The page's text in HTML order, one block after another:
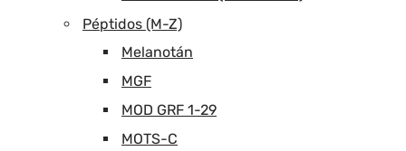
Péptidos (M-Z)
Melanotán
MGF
MOD GRF 1-29
MOTS-C